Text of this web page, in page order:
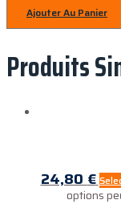
Ajouter Au Panier
Produits
24,80€
options